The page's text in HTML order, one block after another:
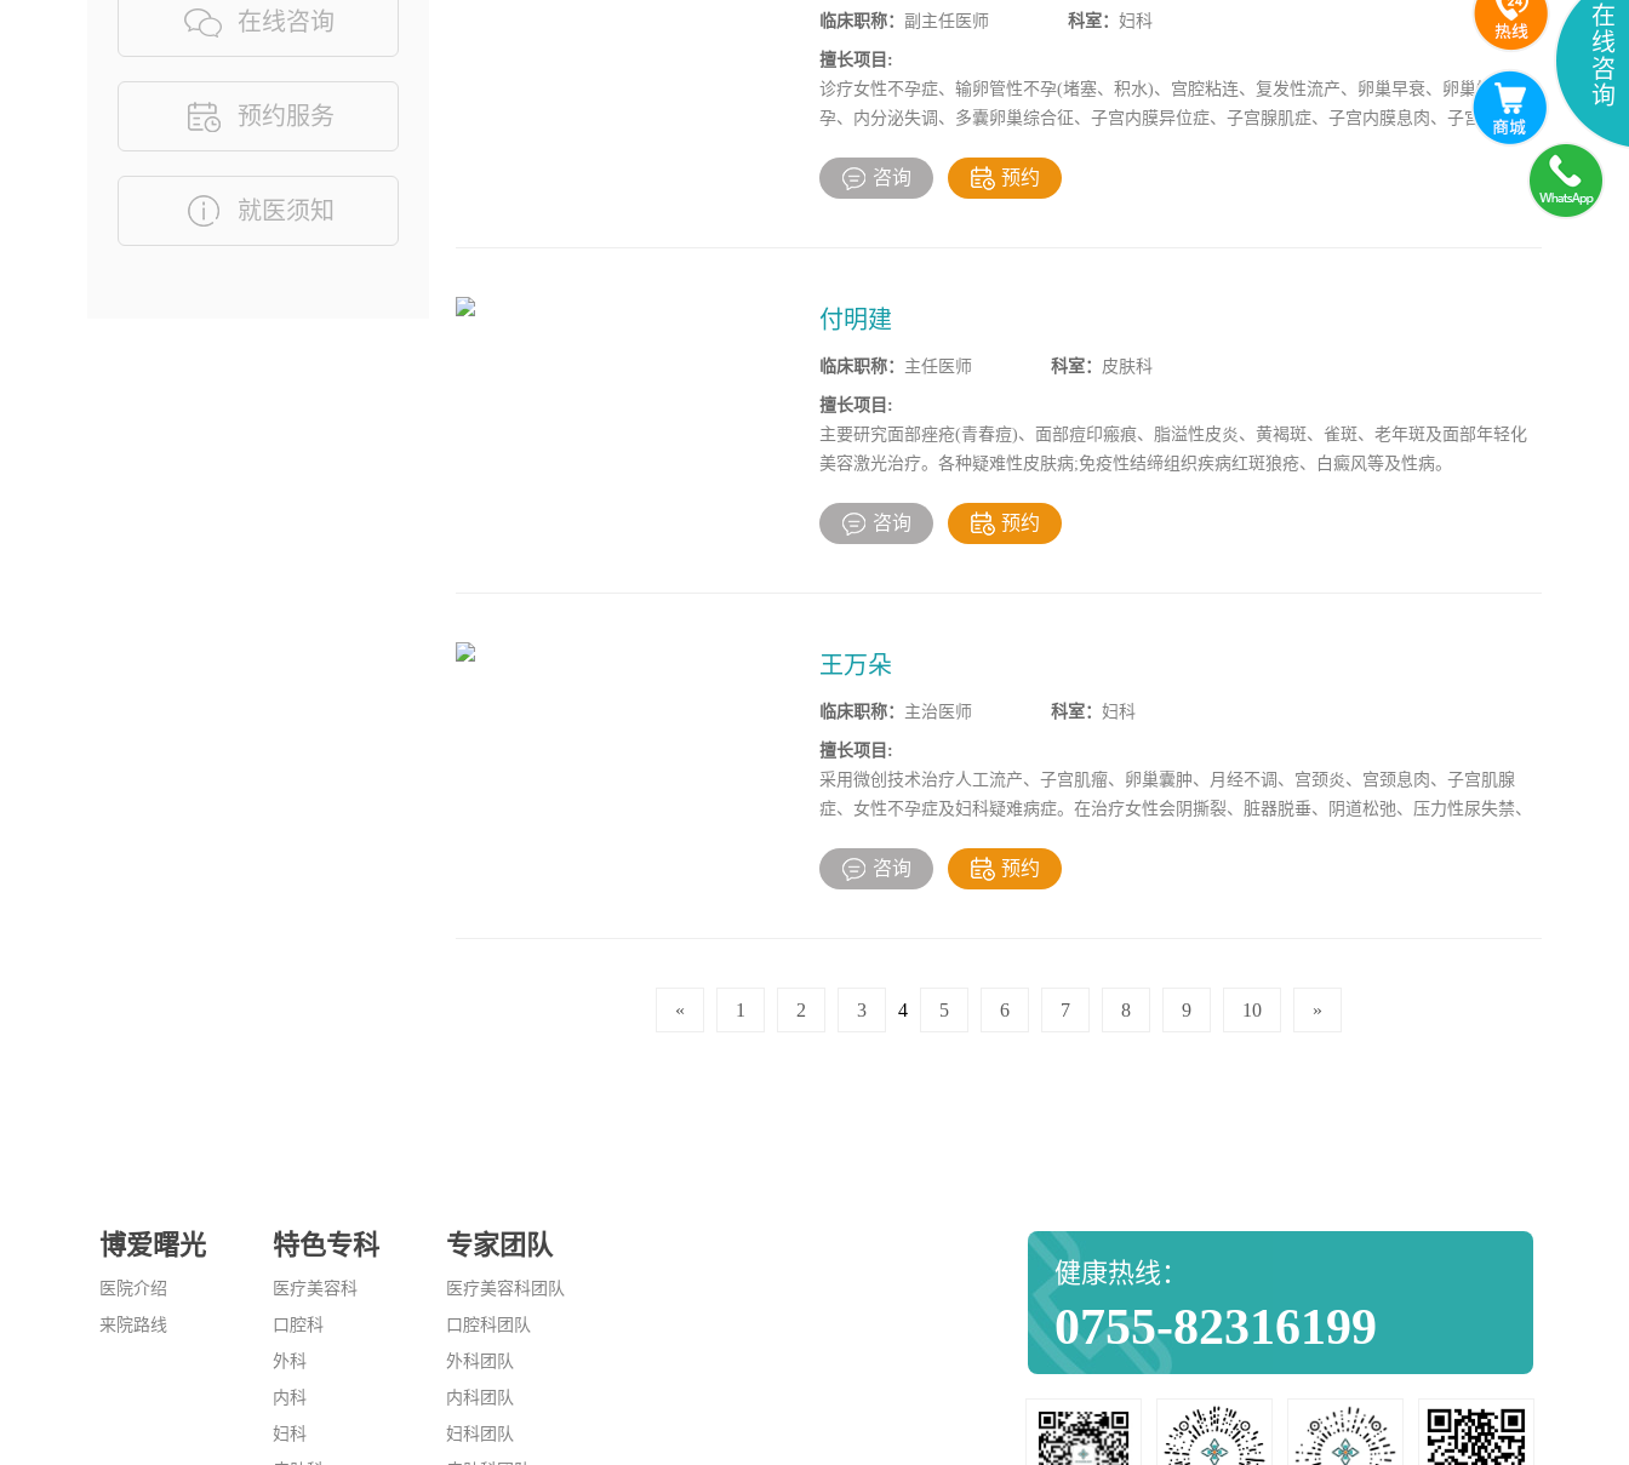
在线咨询
预约服务
就医须知
临床职称： 副主任医师 科室： 妇科
擅长项目:
诊疗女性不孕症、输卵管性不孕(堵塞、积水)、宫腔粘连、复发性流产、卵巢早衰、卵巢性不
孕、内分泌失调、多囊卵巢综合征、子宫内膜异位症、子宫腺肌症、子宫内膜息肉、子宫异常出
血、免疫性不孕、排卵障碍、孕前检查、婚前检查、辅助生殖治疗、生育力评估、输卵管治疗、
不孕不育各类不孕症的诊治等疑难病症的诊断与治疗，对生育方面操作娴熟成功帮助众多患者圆
咨询 预约
付明建
临床职称： 主任医师 科室： 皮肤科
擅长项目:
主要研究面部痤疮(青春痘)、面部痘印瘢痕、脂溢性皮炎、黄褐斑、雀斑、老年斑及面部年轻化
美容激光治疗。各种疑难性皮肤病;免疫性结缔组织疾病红斑狼疮、白癜风等及性病。
咨询 预约
王万朵
临床职称： 主治医师 科室： 妇科
擅长项目:
采用微创技术治疗人工流产、子宫肌瘤、卵巢囊肿、月经不调、宫颈炎、宫颈息肉、子宫肌腺
症、女性不孕症及妇科疑难病症。在治疗女性会阴撕裂、脏器脱垂、阴道松弛、压力性尿失禁、
咨询 预约
« 1 2 3 4 5 6 7 8 9 10 »
博爱曙光
医院介绍
来院路线
特色专科
医疗美容科
口腔科
外科
内科
妇科
专家团队
医疗美容科团队
口腔科团队
外科团队
内科团队
妇科团队
健康热线：
0755-82316199
在
线
咨
询